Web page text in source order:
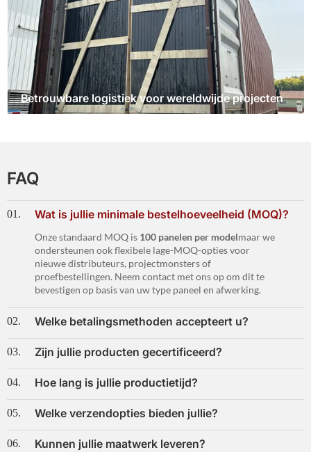
Betrouwbare logistiek voor wereldwijde projecten
FAQ
01. Wat is jullie minimale bestelhoeveelheid (MOQ)?
Onze standaard MOQ is 100 panelen per modelmaar we
ondersteunen ook flexibele lage-MOQ-opties voor
nieuwe distributeurs, projectmonsters of
proefbestellingen. Neem contact met ons op om dit te
bevestigen op basis van uw type paneel en afwerking.
02. Welke betalingsmethoden accepteert u?
03. Zijn jullie producten gecertificeerd?
04. Hoe lang is jullie productietijd?
05. Welke verzendopties bieden jullie?
06. Kunnen jullie maatwerk leveren?